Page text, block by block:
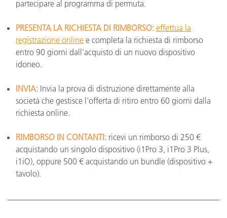
partecipare al programma di permuta.
PRESENTA LA RICHIESTA DI RIMBORSO: effettua la
registrazione online e completa la richiesta di rimborso
entro 90 giorni dall'acquisto di un nuovo dispositivo
idoneo.
INVIA: Invia la prova di distruzione direttamente alla
società che gestisce l'offerta di ritiro entro 60 giorni dalla
richiesta online.
RIMBORSO IN CONTANTI: ricevi un rimborso di 250 €
acquistando un singolo dispositivo (i1Pro 3, i1Pro 3 Plus,
i1iO), oppure 500 € acquistando un bundle (dispositivo +
tavolo).